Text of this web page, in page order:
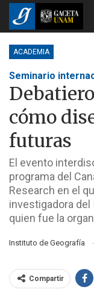
ACADEMIA
Seminario
cómo
futuras
El evento
programa del
Research en el
investigadora del
quien fue la
Instituto de Geografía
Compartir